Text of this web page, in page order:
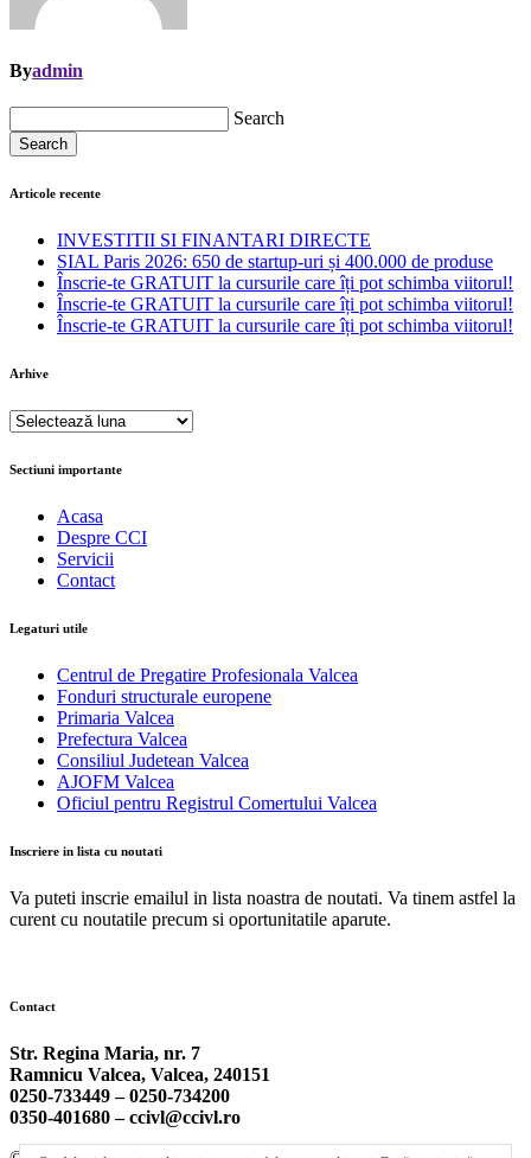
Byadmin
Search
Search
Articole recente
INVESTITII SI FINANTARI DIRECTE
SIAL Paris 2026: 650 de startup-uri și 400.000 de produse
Înscrie-te GRATUIT la cursurile care îți pot schimba viitorul!
Înscrie-te GRATUIT la cursurile care îți pot schimba viitorul!
Înscrie-te GRATUIT la cursurile care îți pot schimba viitorul!
Arhive
Arhive
Sectiuni importante
Acasa
Despre CCI
Servicii
Contact
Legaturi utile
Centrul de Pregatire Profesionala Valcea
Fonduri structurale europene
Primaria Valcea
Prefectura Valcea
Consiliul Judetean Valcea
AJOFM Valcea
Oficiul pentru Registrul Comertului Valcea
Inscriere in lista cu noutati
Va puteti inscrie emailul in lista noastra de noutati. Va tinem astfel la
curent cu noutatile precum si oportunitatile aparute.
Contact
Str. Regina Maria, nr. 7
Ramnicu Valcea, Valcea, 240151
0250-733449 –0250-734200
0350-401680 –ccivl@ccivl.ro